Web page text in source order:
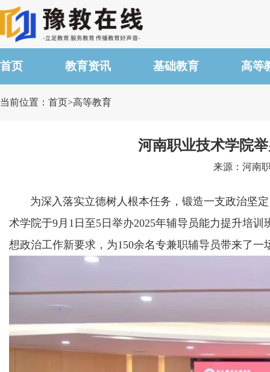
首页 教育资讯 基础教育 高等
当前位置：首页>高等教育
河南职业技术学院
来源：河南
为深入落实立德树人根本任务，锻造一支政治坚定
术学院于9月1日至5日举办2025年辅导员能力提升培
想政治工作新要求，为150余名专兼职辅导员带来了